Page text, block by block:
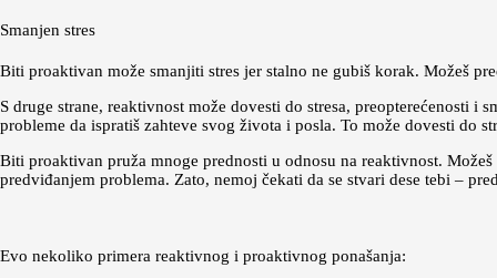
Smanjen stres
Biti proaktivan može smanjiti stres jer stalno ne gubiš korak. Možeš
S druge strane, reaktivnost može dovesti do stresa, preopterećenosti i
probleme da ispratiš zahteve svog života i posla. To može dovesti do
Biti proaktivan pruža mnoge prednosti u odnosu na reaktivnost.
predviđanjem problema. Zato, nemoj čekati da se stvari dese tebi –
Evo nekoliko primera reaktivnog i proaktivnog ponašanja: